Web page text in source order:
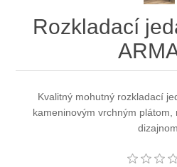
Rozkladací
Kvalitný mohutný rozkladací
kameninovým vrchným plátom,
dizajnom.